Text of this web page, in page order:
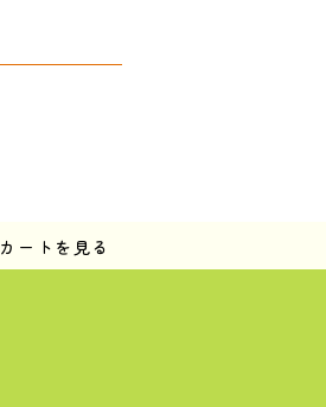
カートを見る